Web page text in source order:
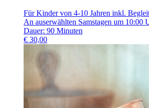
Für Kinder von 4-10 Jahren inkl.
An auserwählten Samstagen um 10:00
Dauer: 90 Minuten
€ 30,00